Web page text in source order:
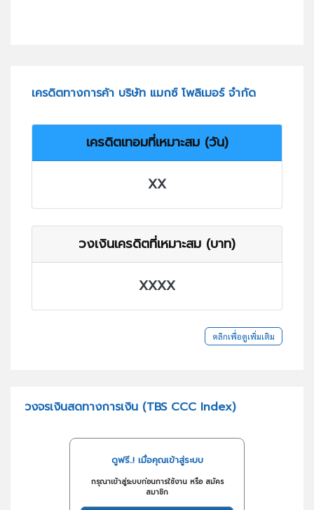
เครดิตทางการค้า บริษัท แมกซ์ โพลิเมอร์ จำกัด
เครดิตเทอมที่เหมาะสม (วัน)
XX
วงเงินเครดิตที่เหมาะสม (บาท)
XXXX
คลิกเพื่อดูเพิ่มเติม
วงจรเงินสดทางการเงิน (TBS CCC Index)
ดูฟรี..! เมื่อคุณเข้าสู่ระบบ
กรุณาเข้าสู่ระบบก่อนการใช้งาน หรือ สมัคร
สมาชิก